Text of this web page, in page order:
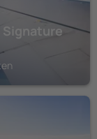
Signature